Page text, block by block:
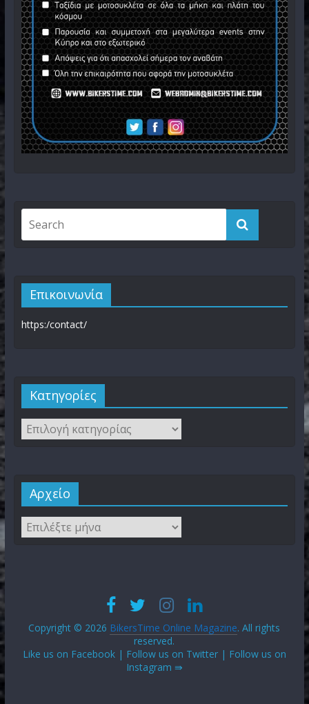
Επικοινωνία
https:/contact/
Kατηγορίες
Αρχείο
Copyright © 2026 BikersTime Online Magazine. All rights
reserved.
Like us on Facebook | Follow us on Twitter | Follow us on
Instagram ⇛